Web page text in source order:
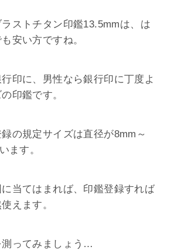
ストチタン印鑑13.5mmは、は
安い方ですね。
印に、男性なら銀行印に丁度よ
印鑑です。
の規定サイズは直径が8mm～
ます。
当てはまれば、印鑑登録すれば
えます。
ってみましょう…